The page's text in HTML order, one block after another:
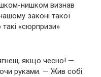
нишком визнав
законі такої
«сюрпризи»
якщо чесно! —
руками. — Жив собі